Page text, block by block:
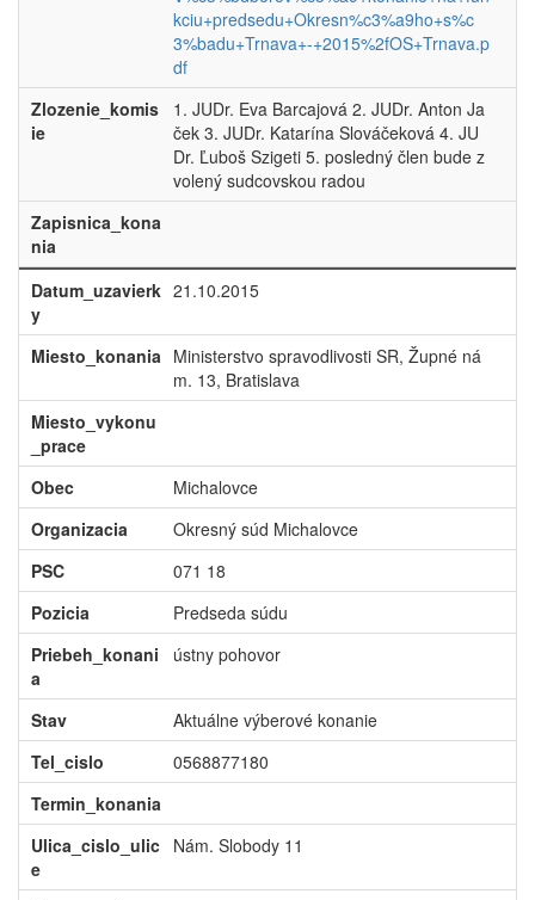
kciu+predsedu+Okresn%c3%a9ho+s%c
3%badu+Trnava+-+2015%2fOS+Trnava.p
df
Zlozenie_komis
ie
1. JUDr. Eva Barcajová 2. JUDr. Anton Ja
ček 3. JUDr. Katarína Slováčeková 4. JU
Dr. Ľuboš Szigeti 5. posledný člen bude z
volený sudcovskou radou
Zapisnica_kona
nia
Datum_uzavierk
y
21.10.2015
Miesto_konania Ministerstvo spravodlivosti SR, Župné ná
m. 13, Bratislava
Miesto_vykonu
_prace
Obec
Michalovce
Organizacia
Okresný súd Michalovce
PSC
071 18
Pozicia
Predseda súdu
Priebeh_konani
a
ústny pohovor
Stav
Aktuálne výberové konanie
Tel_cislo
0568877180
Termin_konania
Ulica_cislo_ulic
e
Nám. Slobody 11